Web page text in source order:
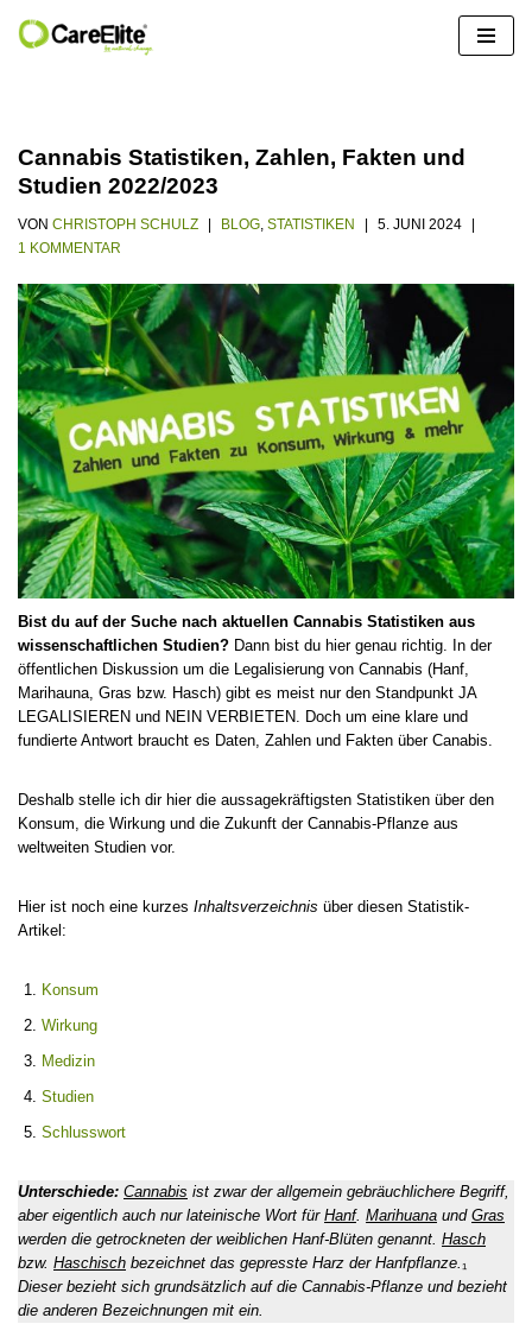
Cannabis Statistiken, Zahlen, Fakten und
Studien 2022/2023
VON CHRISTOPH SCHULZ BLOG STATISTIKEN
5. JUNI 2024
1 KOMMENTAR
Bist du auf der Suche nach aktuellen Cannabis Statistiken aus
wissenschaftlichen Studien? Dann bist du hier genau richtig. In der
öffentlichen Diskussion um die Legalisierung von Cannabis (Hanf,
Marihauna, Gras bzw. Hasch) gibt es meist nur den Standpunkt JA
LEGALISIEREN und NEIN VERBIETEN. Doch um eine klare und
fundierte Antwort braucht es Daten, Zahlen und Fakten über Canabis.
Deshalb stelle ich dir hier die aussagekräftigsten Statistiken über den
Konsum, die Wirkung und die Zukunft der Cannabis-Pflanze aus
weltweiten Studien vor.
Hier ist noch eine kurzes Inhaltsverzeichnis über diesen Statistik-
Artikel:
Konsum
Wirkung
Medizin
Studien
Schlusswort
Unterschiede: Cannabis ist zwar der allgemein gebräuchlichere Begriff,
aber eigentlich auch nur lateinische Wort für Hanf. Marihuana und Gras
werden die getrockneten der weiblichen Hanf-Blüten genannt. Hasch
bzw. Haschisch bezeichnet das gepresste Harz der Hanfpflanze.₁
Dieser bezieht sich grundsätzlich auf die Cannabis-Pflanze und bezieht
die anderen Bezeichnungen mit ein.